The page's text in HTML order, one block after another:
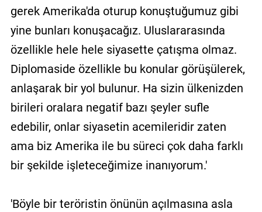
gerek Amerika'da oturup konuştuğumuz gibi
yine bunları konuşacağız. Uluslararasında
özellikle hele hele siyasette çatışma olmaz.
Diplomaside özellikle bu konular görüşülerek,
anlaşarak bir yol bulunur. Ha sizin ülkenizden
birileri oralara negatif bazı şeyler sufle
edebilir, onlar siyasetin acemileridir zaten
ama biz Amerika ile bu süreci çok daha farklı
bir şekilde işleteceğimize inanıyorum.'
'Böyle bir teröristin önünün açılmasına asla